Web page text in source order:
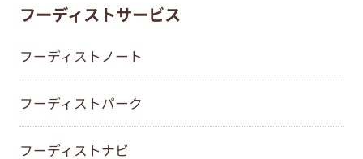
フーディストサービス
フーディストノート
フーディストパーク
フーディストナビ